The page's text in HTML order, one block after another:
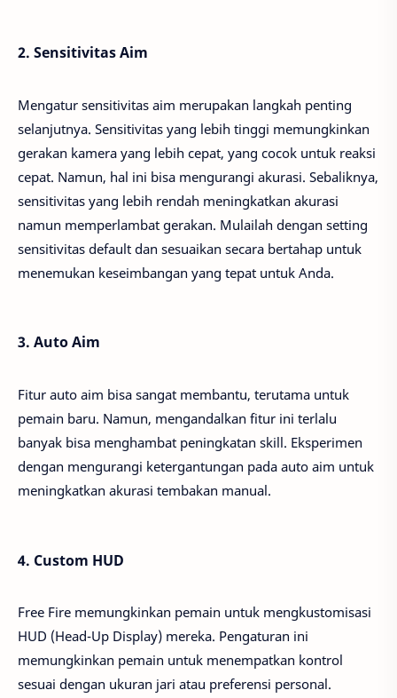
2. Sensitivitas Aim
Mengatur sensitivitas aim merupakan langkah penting
selanjutnya. Sensitivitas yang lebih tinggi memungkinkan
gerakan kamera yang lebih cepat, yang cocok untuk reaksi
cepat. Namun, hal ini bisa mengurangi akurasi. Sebaliknya,
sensitivitas yang lebih rendah meningkatkan akurasi
namun memperlambat gerakan. Mulailah dengan setting
sensitivitas default dan sesuaikan secara bertahap untuk
menemukan keseimbangan yang tepat untuk Anda.
3. Auto Aim
Fitur auto aim bisa sangat membantu, terutama untuk
pemain baru. Namun, mengandalkan fitur ini terlalu
banyak bisa menghambat peningkatan skill. Eksperimen
dengan mengurangi ketergantungan pada auto aim untuk
meningkatkan akurasi tembakan manual.
4. Custom HUD
Free Fire memungkinkan pemain untuk mengkustomisasi
HUD (Head-Up Display) mereka. Pengaturan ini
memungkinkan pemain untuk menempatkan kontrol
sesuai dengan ukuran jari atau preferensi personal.